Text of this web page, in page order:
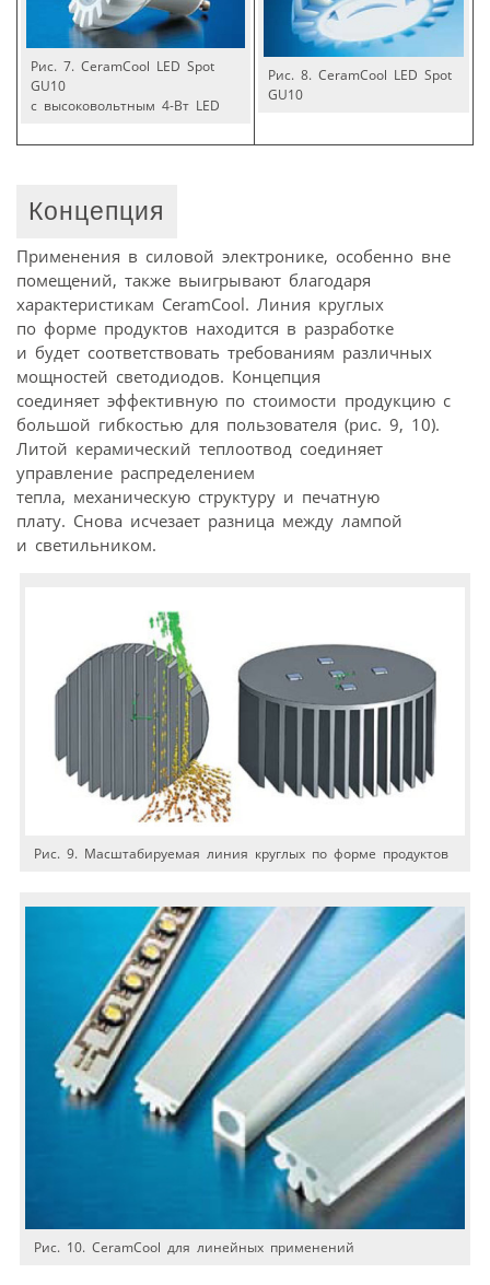
Рис. 7. CeramCool LED Spot
GU10
с высоковольтным 4-Вт LED
Рис. 8. CeramCool LED Spot
GU10
Концепция
Применения в силовой электронике, особенно вне
помещений, также выигрывают благодаря
характеристикам CeramCool. Линия круглых
по форме продуктов находится в разработке
и будет соответствовать требованиям различных
мощностей светодиодов. Концепция
соединяет эффективную по стоимости продукцию с
большой гибкостью для пользователя (рис. 9, 10).
Литой керамический теплоотвод соединяет
управление распределением
тепла, механическую структуру и печатную
плату. Снова исчезает разница между лампой
и светильником.
Рис. 9. Масштабируемая линия круглых по форме продуктов
Рис. 10. CeramCool для линейных применений